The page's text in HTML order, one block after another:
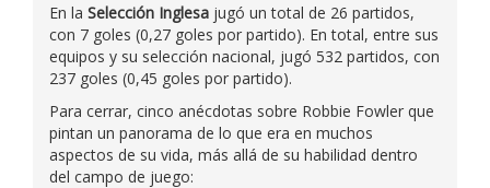
En la Selección Inglesa jugó un total de 26 partidos,
con 7 goles (0,27 goles por partido). En total, entre sus
equipos y su selección nacional, jugó 532 partidos, con
237 goles (0,45 goles por partido).
Para cerrar, cinco anécdotas sobre Robbie Fowler que
pintan un panorama de lo que era en muchos
aspectos de su vida, más allá de su habilidad dentro
del campo de juego: